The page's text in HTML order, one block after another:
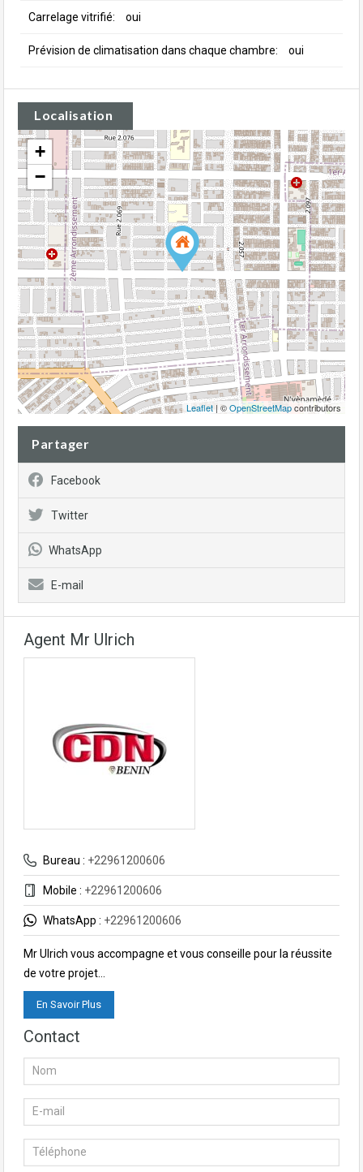
Carrelage vitrifié: oui
Prévision de climatisation dans chaque chambre: oui
Localisation
+
−
Leaflet| ©OpenStreetMapcontributors
Partager
Facebook
Twitter
WhatsApp
E-mail
Agent Mr Ulrich
Bureau : +22961200606
Mobile : +22961200606
WhatsApp : +22961200606
Mr Ulrich vous accompagne et vous conseille pour la réussite
de votre projet…
En Savoir Plus
Contact